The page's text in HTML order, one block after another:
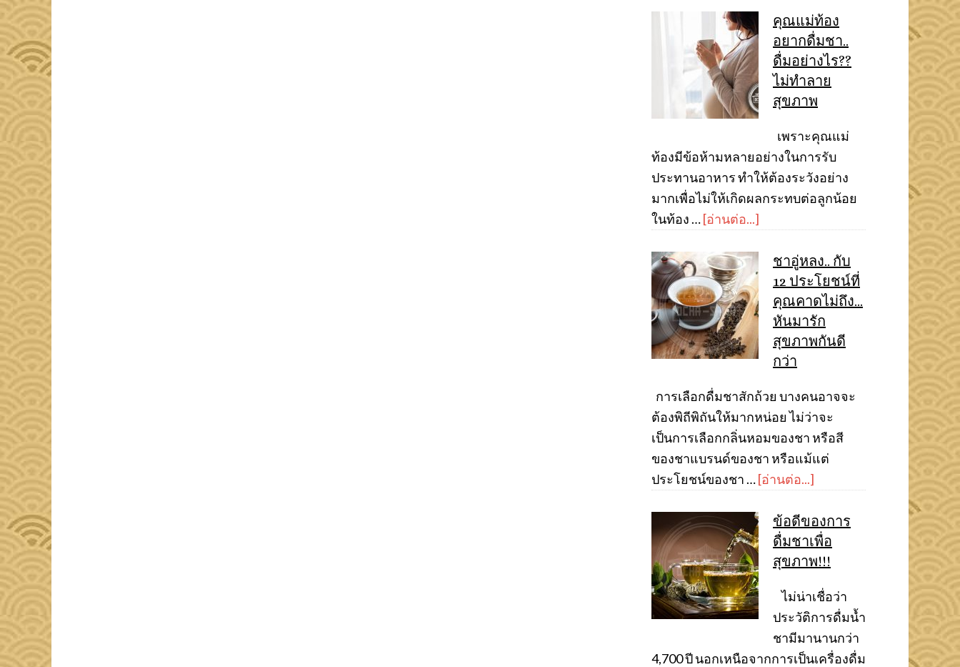
คุณแม่ท้อง
อยากดื่มชา..
ดื่มอย่างไร??
ไม่ทำลาย
สุขภาพ
เพราะคุณแม่
ท้องมีข้อห้ามหลายอย่างในการรับ
ประทานอาหาร ทำให้ต้องระวังอย่าง
มากเพื่อไม่ให้เกิดผลกระทบต่อลูกน้อย
ในท้อง …[อ่านต่อ...]
ชาอู่หลง.. กับ
12 ประโยชน์ที่
คุณคาดไม่ถึง…
หันมารัก
สุขภาพกันดี
กว่า
การเลือกดื่มชาสักถ้วย บางคนอาจจะ
ต้องพิถีพิถันให้มากหน่อย ไม่ว่าจะ
เป็นการเลือกกลิ่นหอมของชา หรือสี
ของชาแบรนด์ของชา หรือแม้แต่
ประโยชน์ของชา …[อ่านต่อ...]
ข้อดีของการ
ดื่มชาเพื่อ
สุขภาพ!!!
ไม่น่าเชื่อว่า
ประวัติการดื่มน้ำ
ชามีมานานกว่า
4,700 ปี นอกเหนือจากการเป็นเครื่องดื่ม